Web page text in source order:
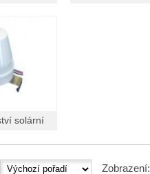
solární
Zobrazení: